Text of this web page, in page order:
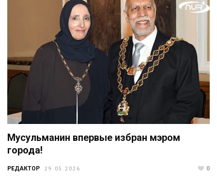
Мусульманин впервые избран мэром
города!
РЕДАКТОР 29.05.2026 0